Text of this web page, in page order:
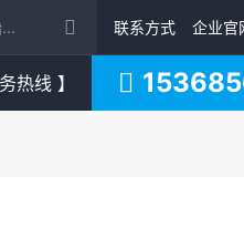
联系方式 企业官
热线 】